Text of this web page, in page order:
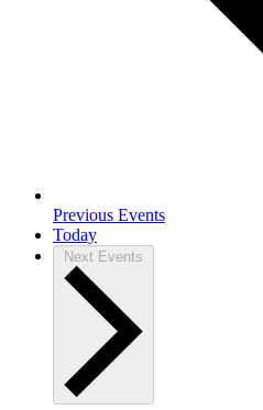
Previous Events
Today
Next Events